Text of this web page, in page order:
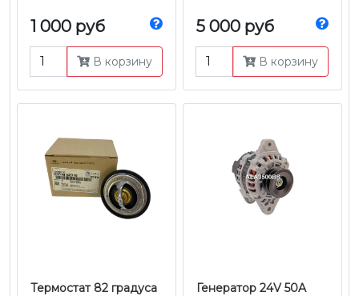
1 000 руб
В корзину
5 000 руб
В корзину
Термостат 82 градуса
Генератор 24V 50A